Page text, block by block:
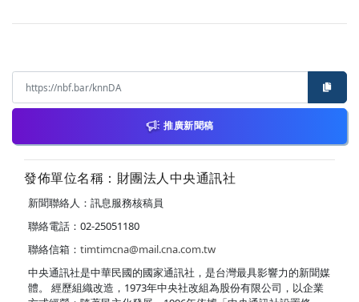
推廣新聞稿
發佈單位名稱：財團法人中央通訊社
新聞聯絡人：訊息服務核稿員
聯絡電話：02-25051180
聯絡信箱： timtimcna@mail.cna.com.tw
中央通訊社是中華民國的國家通訊社，是台灣最具影響力的新聞媒
體。 經歷組織改造，1973年中央社改組為股份有限公司，以企業